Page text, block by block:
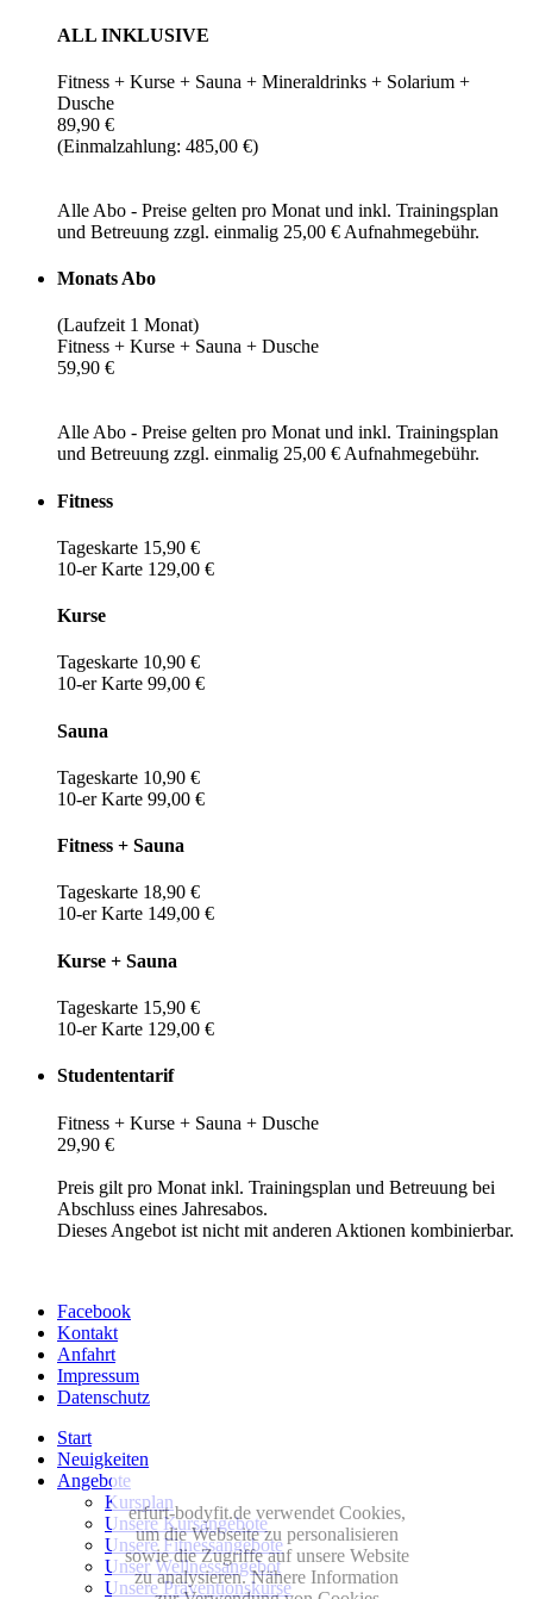
ALL INKLUSIVE
Fitness + Kurse + Sauna + Mineraldrinks + Solarium +
Dusche
89,90 €
(Einmalzahlung: 485,00 €)
Alle Abo - Preise gelten pro Monat und inkl. Trainingsplan
und Betreuung zzgl. einmalig 25,00 € Aufnahmegebühr.
Monats Abo
(Laufzeit 1 Monat)
Fitness + Kurse + Sauna + Dusche
59,90 €
Alle Abo - Preise gelten pro Monat und inkl. Trainingsplan
und Betreuung zzgl. einmalig 25,00 € Aufnahmegebühr.
Fitness
Tageskarte 15,90 €
10-er Karte 129,00 €
Kurse
Tageskarte 10,90 €
10-er Karte 99,00 €
Sauna
Tageskarte 10,90 €
10-er Karte 99,00 €
Fitness + Sauna
Tageskarte 18,90 €
10-er Karte 149,00 €
Kurse + Sauna
Tageskarte 15,90 €
10-er Karte 129,00 €
Studententarif
Fitness + Kurse + Sauna + Dusche
29,90 €
Preis gilt pro Monat inkl. Trainingsplan und Betreuung bei
Abschluss eines Jahresabos.
Dieses Angebot ist nicht mit anderen Aktionen kombinierbar.
Facebook
Kontakt
Anfahrt
Impressum
Datenschutz
Start
Neuigkeiten
Angebote
Kursplan
Unsere Kursangebote
Unsere Fitnessangebote
Unser Wellnessangebot
Unsere Präventionskurse
erfurt-bodyfit.de verwendet Cookies,
um die Webseite zu personalisieren
sowie die Zugriffe auf unsere Website
zu analysieren. Nähere Information